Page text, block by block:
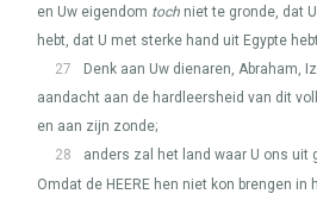
en Uw eigendom toch niet te gronde, dat
hebt, dat U met sterke hand uit Egypte
27
Denk aan Uw dienaren, Abraham,
aandacht aan de hardleersheid van dit
en aan zijn zonde;
28
anders zal het land waar U ons uit
Omdat de HEERE hen niet kon brengen in